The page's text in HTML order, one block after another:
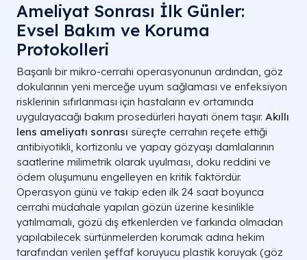
Ameliyat Sonrası İlk Günler:
Evsel Bakım ve Koruma
Protokolleri
Başarılı bir mikro-cerrahi operasyonunun ardından, göz
dokularının yeni merceğe uyum sağlaması ve enfeksiyon
risklerinin sıfırlanması için hastaların ev ortamında
uygulayacağı bakım prosedürleri hayati önem taşır. Akıllı
lens ameliyatı sonrası süreçte cerrahın reçete ettiği
antibiyotikli, kortizonlu ve yapay gözyaşı damlalarının
saatlerine milimetrik olarak uyulması, doku reddini ve
ödem oluşumunu engelleyen en kritik faktördür.
Operasyon günü ve takip eden ilk 24 saat boyunca
cerrahi müdahale yapılan gözün üzerine kesinlikle
yatılmamalı, gözü dış etkenlerden ve farkında olmadan
yapılabilecek sürtünmelerden korumak adına hekim
tarafından verilen şeffaf koruyucu plastik koruyak (göz